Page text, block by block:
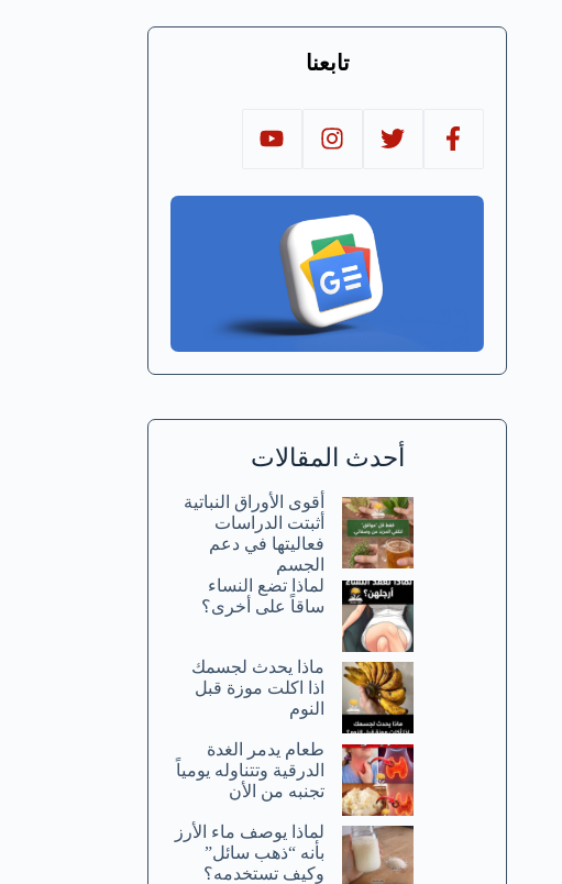
تابعنا
أحدث المقالات
أقوى الأوراق النباتية
أثبتت الدراسات
فعاليتها في دعم
الجسم
لماذا تضع النساء
ساقاً على أخرى؟
ماذا يحدث لجسمك
اذا اكلت موزة قبل
النوم
طعام يدمر الغدة
الدرقية وتتناوله يومياً
تجنبه من الأن
لماذا يوصف ماء الأرز
بأنه “ذهب سائل”
وكيف تستخدمه؟